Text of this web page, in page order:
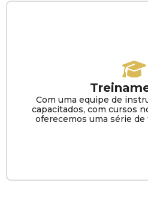
Com uma equipe de
capacitados, com cursos
oferecemos uma série de